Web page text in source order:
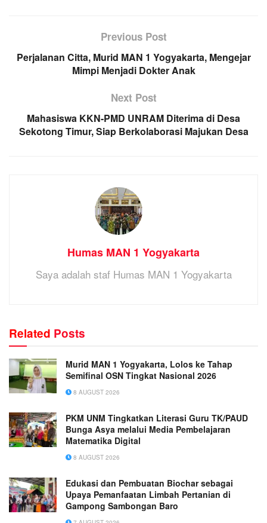
Previous Post
Perjalanan Citta, Murid MAN 1 Yogyakarta, Mengejar
Mimpi Menjadi Dokter Anak
Next Post
Mahasiswa KKN-PMD UNRAM Diterima di Desa
Sekotong Timur, Siap Berkolaborasi Majukan Desa
Humas MAN 1 Yogyakarta
Saya adalah staf Humas MAN 1 Yogyakarta
Related Posts
Murid MAN 1 Yogyakarta, Lolos ke Tahap
Semifinal OSN Tingkat Nasional 2026
8 AUGUST 2026
PKM UNM Tingkatkan Literasi Guru TK/PAUD
Bunga Asya melalui Media Pembelajaran
Matematika Digital
8 AUGUST 2026
Edukasi dan Pembuatan Biochar sebagai
Upaya Pemanfaatan Limbah Pertanian di
Gampong Sambongan Baro